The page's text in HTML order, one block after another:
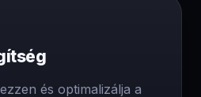
és optimalizálja a